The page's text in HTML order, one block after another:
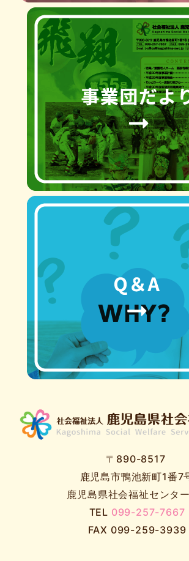
〒890-8517
鹿児島市鴨池新町1番7
鹿児島県社会福祉センタ
TEL 099-257-7667
FAX 099-259-3939